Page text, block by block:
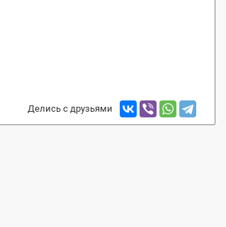
Делись с друзьями